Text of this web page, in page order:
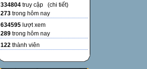
334804 truy cập (chi tiết)
273 trong hôm nay
634595 lượt xem
289 trong hôm nay
122 thành viên